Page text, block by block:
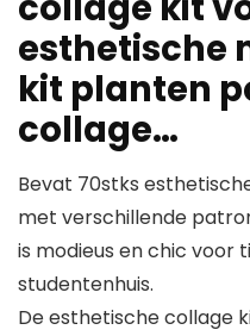
esthetische
kit planten
collage…
Bevat 70stks
met verschillende
is modieus en chic voor
studentenhuis.
De esthetische collage